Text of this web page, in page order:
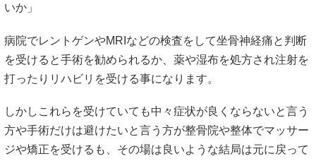
いか」
病院でレントゲンやMRIなどの検査をして坐骨神経痛と判断
を受けると手術を勧められるか、薬や湿布を処方され注射を
打ったりリハビリを受ける事になります。
しかしこれらを受けていても中々症状が良くならないと言う
方や手術だけは避けたいと言う方が整骨院や整体でマッサー
ジや矯正を受けるも、その場は良いような結局は元に戻って